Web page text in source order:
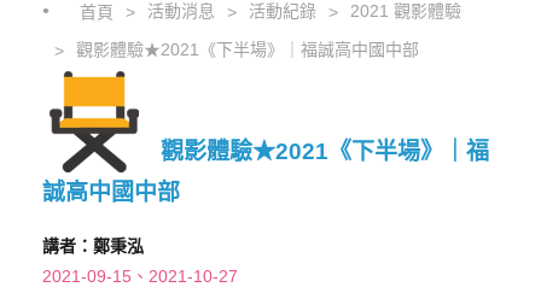
首頁 活動消息 活動紀錄
2021 觀影體驗
觀影體驗★2021《下半場》｜福誠高中國中部
觀影體驗★2021《下半場》｜福
誠高中國中部
講者：鄭秉泓
2021-09-15、2021-10-27